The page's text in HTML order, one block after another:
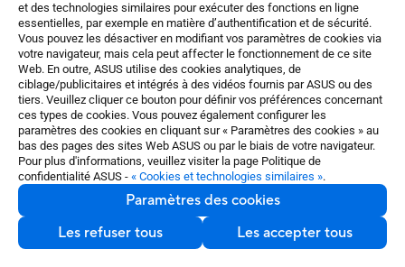
et des technologies similaires pour exécuter des fonctions en ligne
essentielles, par exemple en matière d’authentification et de sécurité.
Vous pouvez les désactiver en modifiant vos paramètres de cookies via
votre navigateur, mais cela peut affecter le fonctionnement de ce site
Web. En outre, ASUS utilise des cookies analytiques, de
ciblage/publicitaires et intégrés à des vidéos fournis par ASUS ou des
tiers. Veuillez cliquer ce bouton pour définir vos préférences concernant
ces types de cookies. Vous pouvez également configurer les
paramètres des cookies en cliquant sur « Paramètres des cookies » au
bas des pages des sites Web ASUS ou par le biais de votre navigateur.
Pour plus d'informations, veuillez visiter la page Politique de
confidentialité ASUS - « Cookies et technologies similaires ».
Paramètres des cookies
Les refuser tous
Les accepter tous
· Toutes les caractéristiques sont sujettes à modification sans préavis.
Veuillez consulter votre revendeur pour connaître les détails de l'offre. La
disponibilité des produits peut varier selon le marché.
· Les caractéristiques et les fonctionnalités peuvent varier selon le modèle.
Images non contractuelles. Veuillez consulter la fiche des caractéristiques
techniques pour en savoir plus.
· Les couleurs et la version des logiciels fournis sujettes à modification sans
préavis.
· Les marques et les noms de produits mentionnés sont des marques
déposées de leurs entreprises respectives.
· Les termes HDMI, interface multimédia haute définition HDMI et habillage
commercial HDMI, et les logos HDMI sont des marques commerciales et
des marques déposées de HDMI Licensing Administrator, Inc.